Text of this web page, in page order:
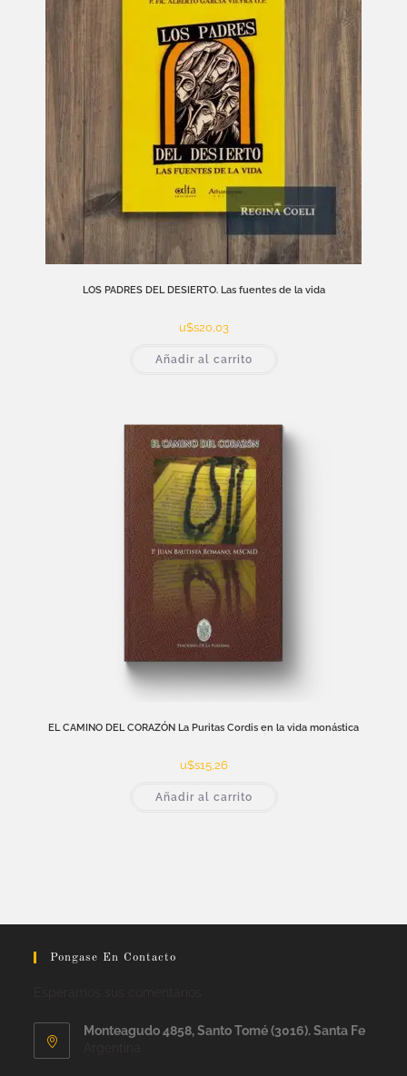
LOS PADRES DEL DESIERTO. Las fuentes de la vida
u$s20,03
Añadir al carrito
EL CAMINO DEL CORAZÓN La Puritas Cordis en la vida monástica
u$s15,26
Añadir al carrito
Pongase En Contacto
Monteagudo 4858, Santo Tomé (3016). Santa Fe